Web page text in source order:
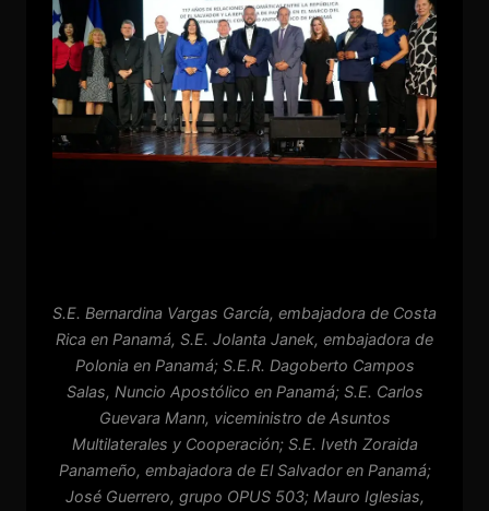
S.E. Bernardina Vargas García, embajadora de Costa
Rica en Panamá, S.E. Jolanta Janek, embajadora de
Polonia en Panamá; S.E.R. Dagoberto Campos
Salas, Nuncio Apostólico en Panamá; S.E. Carlos
Guevara Mann, viceministro de Asuntos
Multilaterales y Cooperación; S.E. Iveth Zoraida
Panameño, embajadora de El Salvador en Panamá;
José Guerrero, grupo OPUS 503; Mauro Iglesias,